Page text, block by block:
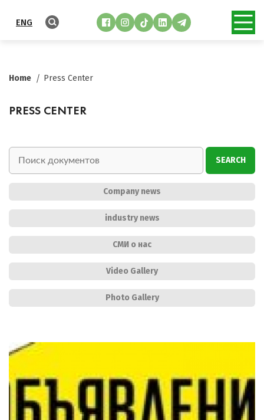
ENG
Home Press Center
PRESS CENTER
SEARCH
Company news
industry news
СМИ о нас
Video Gallery
Photo Gallery